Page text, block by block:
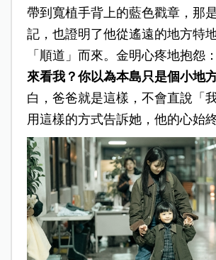
帶到寬植手背上的藍色戳章，那
記，也證明了他從遙遠的地方特
「順道」而來。金明心疼地抱怨
來看我？你以為本島只是個小地
白，爸爸就是這樣，不會直說「
用這樣的方式告訴她，他的心始